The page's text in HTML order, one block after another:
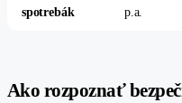
spotrebák
p.a.
Ako rozpoznať